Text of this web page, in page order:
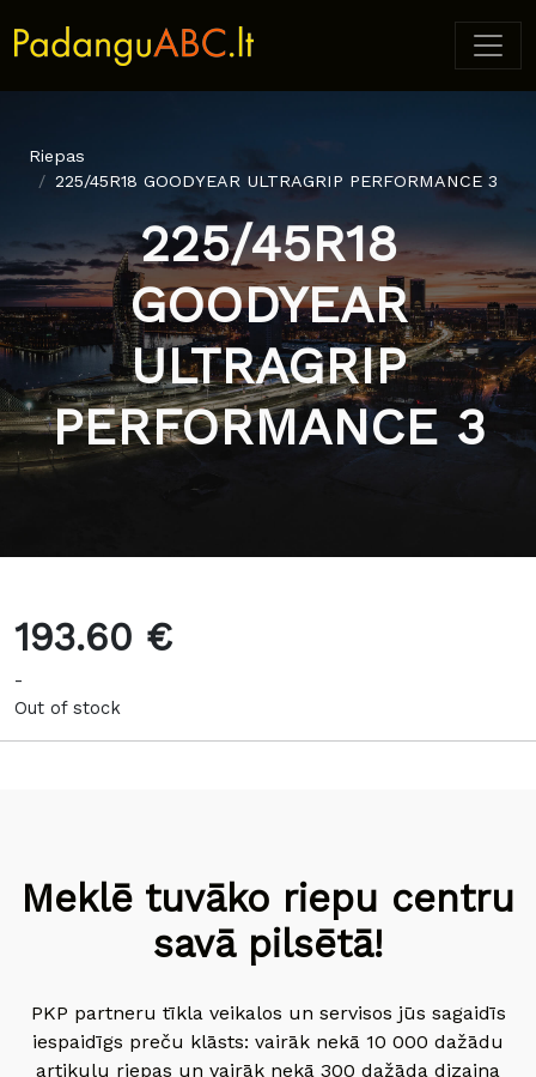
Riepas
225/45R18 GOODYEAR ULTRAGRIP PERFORMANCE 3
225/45R18
GOODYEAR
ULTRAGRIP
PERFORMANCE 3
193.60 €
-
Out of stock
Meklē tuvāko riepu centru
savā pilsētā!
PKP partneru tīkla veikalos un servisos jūs sagaidīs
iespaidīgs preču klāsts: vairāk nekā 10 000 dažādu
artikulu riepas un vairāk nekā 300 dažāda dizaina